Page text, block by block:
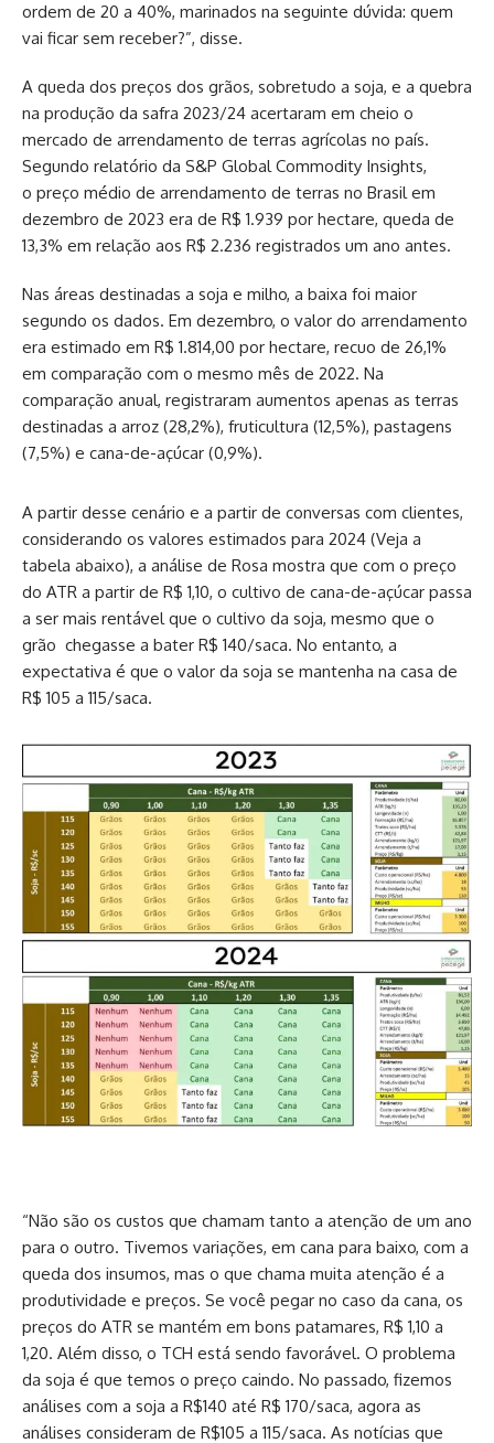
ordem de 20 a 40%, marinados na seguinte dúvida: quem
vai ficar sem receber?”, disse.
A queda dos preços dos grãos, sobretudo a soja, e a quebra
na produção da safra 2023/24 acertaram em cheio o
mercado de arrendamento de terras agrícolas no país.
Segundo relatório da S&P Global Commodity Insights,
o preço médio de arrendamento de terras no Brasil em
dezembro de 2023 era de R$ 1.939 por hectare, queda de
13,3% em relação aos R$ 2.236 registrados um ano antes.
Nas áreas destinadas a soja e milho, a baixa foi maior
segundo os dados. Em dezembro, o valor do arrendamento
era estimado em R$ 1.814,00 por hectare, recuo de 26,1%
em comparação com o mesmo mês de 2022. Na
comparação anual, registraram aumentos apenas as terras
destinadas a arroz (28,2%), fruticultura (12,5%), pastagens
(7,5%) e cana-de-açúcar (0,9%).
A partir desse cenário e a partir de conversas com clientes,
considerando os valores estimados para 2024 (Veja a
tabela abaixo), a análise de Rosa mostra que com o preço
do ATR a partir de R$ 1,10, o cultivo de cana-de-açúcar passa
a ser mais rentável que o cultivo da soja, mesmo que o
grão chegasse a bater R$ 140/saca. No entanto, a
expectativa é que o valor da soja se mantenha na casa de
R$ 105 a 115/saca.
“Não são os custos que chamam tanto a atenção de um ano
para o outro. Tivemos variações, em cana para baixo, com a
queda dos insumos, mas o que chama muita atenção é a
produtividade e preços. Se você pegar no caso da cana, os
preços do ATR se mantém em bons patamares, R$ 1,10 a
1,20. Além disso, o TCH está sendo favorável. O problema
da soja é que temos o preço caindo. No passado, fizemos
análises com a soja a R$140 até R$ 170/saca, agora as
análises consideram de R$105 a 115/saca. As notícias que